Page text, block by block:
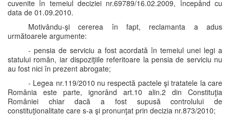
cuvenite în temeiul deciziei nr.69789/16.02.2009, începând cu
data de 01.09.2010.
Motivându-şi cererea în fapt, reclamanta a adus
următoarele argumente:
- pensia de serviciu a fost acordată în temeiul unei legi a
statului român, iar dispoziţiile referitoare la pensia de serviciu nu
au fost nici în prezent abrogate;
- Legea nr.119/2010 nu respectă pactele şi tratatele la care
România este parte, ignorând art.10 alin.2 din Constituţia
României chiar dacă a fost supusă controlului de
constituţionalitate care s-a şi pronunţat prin decizia nr.873/2010;